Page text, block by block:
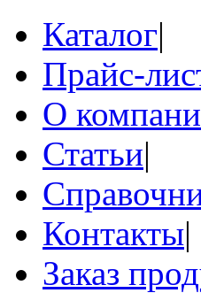
Каталог|
Прайс-
О
Статьи|
Контакты|
Заказ